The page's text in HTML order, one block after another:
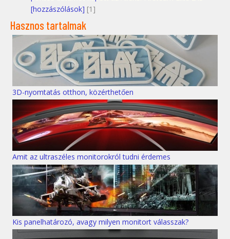
[hozzászólások] [1]
Hasznos tartalmak
3D-nyomtatás otthon, közérthetően
Amit az ultraszéles monitorokról tudni érdemes
Kis panelhatározó, avagy milyen monitort válasszak?